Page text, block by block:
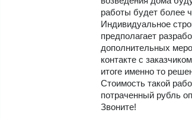
работы будет более
Индивидуальное
предполагает
дополнительных
контакте с
итоге именно то
Стоимость такой
потраченный рубль
Звоните!